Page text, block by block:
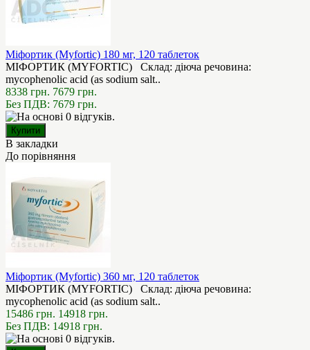
Міфортик (Myfortic) 180 мг, 120 таблеток
МІФОРТИК (MYFORTIC) Склад: діюча речовина:
mycophenolic acid (as sodium salt..
8338 грн. 7679 грн.
Без ПДВ: 7679 грн.
В закладки
До порівняння
Міфортик (Myfortic) 360 мг, 120 таблеток
МІФОРТИК (MYFORTIC) Склад: діюча речовина:
mycophenolic acid (as sodium salt..
15486 грн. 14918 грн.
Без ПДВ: 14918 грн.